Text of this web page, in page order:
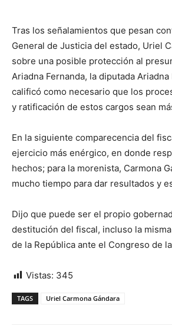
Tras los señalamientos que pesan
General de Justicia del estado, Uriel
sobre una posible protección al
Ariadna Fernanda, la diputada
calificó como necesario que los
y ratificación de estos cargos sean
En la siguiente comparecencia del
ejercicio más enérgico, en donde
hechos; para la morenista, Carmona
mucho tiempo para dar resultados y
Dijo que puede ser el propio
destitución del fiscal, incluso la
de la República ante el Congreso de
Vistas: 345
TAGS Uriel Carmona Gándara